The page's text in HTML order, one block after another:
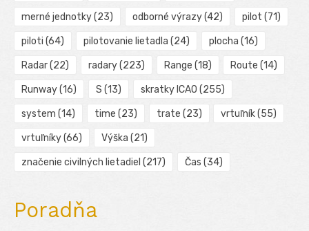
merné jednotky(23) odborné výrazy(42) pilot (71)
piloti (64) pilotovanie lietadla (24) plocha (16)
Radar(22) radary(223) Range (18) Route (14)
Runway(16) S (13) skratky ICAO (255)
system (14) time (23) trate (23) vrtuľník(55)
vrtuľníky(66) Výška (21)
značenie civilných lietadiel (217) Čas (34)
Poradňa